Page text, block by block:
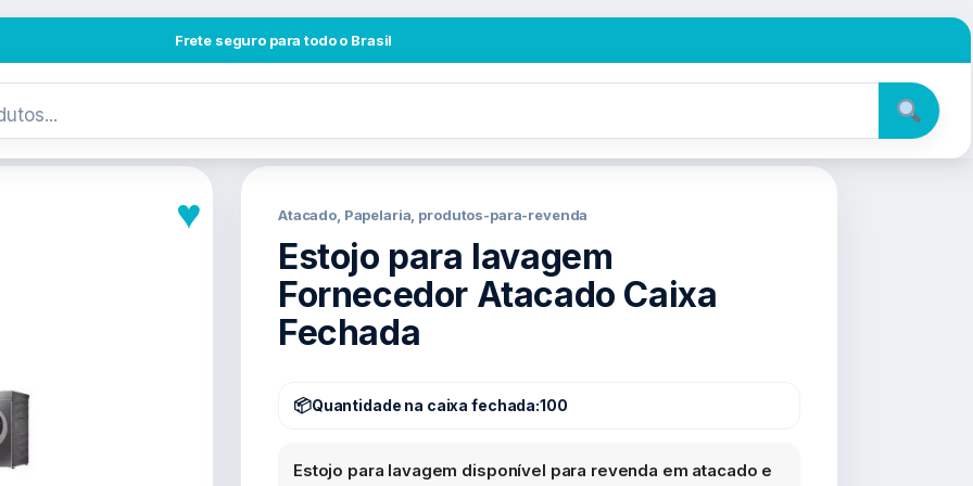
Frete seguro para todo o Brasil
♥ Atacado, Papelaria, produtos-para-revenda
Estojo para lavagem
Fornecedor Atacado Caixa
Fechada
Quantidade na caixa fechada:100
Estojo para lavagem disponível para revenda em atacado e